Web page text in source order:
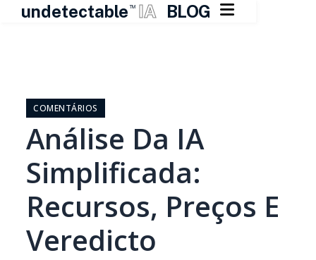
undetectable TM IA BLOG 
conteúdo
COMENTÁRIOS
Análise Da IA
Simplificada:
Recursos, Preços E
Veredicto